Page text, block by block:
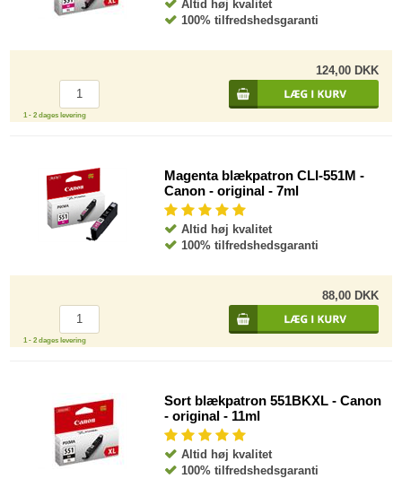
Altid høj kvalitet
100% tilfredshedsgaranti
124,00 DKK
1 - 2 dages levering
Magenta blækpatron CLI-551M -
Canon - original - 7ml
Altid høj kvalitet
100% tilfredshedsgaranti
88,00 DKK
1 - 2 dages levering
Sort blækpatron 551BKXL - Canon
- original - 11ml
Altid høj kvalitet
100% tilfredshedsgaranti